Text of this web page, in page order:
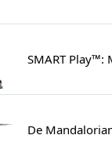
SMART Play™:
De